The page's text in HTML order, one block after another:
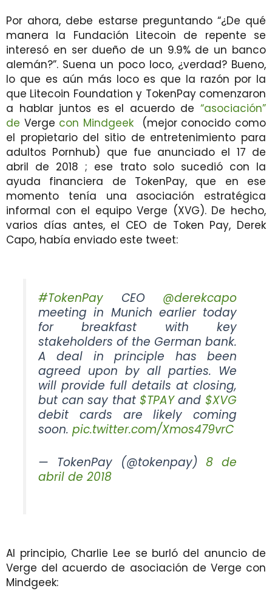
Por ahora, debe estarse preguntando “¿De qué
manera la Fundación Litecoin de repente se
interesó en ser dueño de un 9.9% de un banco
alemán?”. Suena un poco loco, ¿verdad? Bueno,
lo que es aún más loco es que la razón por la
que Litecoin Foundation y TokenPay comenzaron
a hablar juntos es el acuerdo de “asociación”
de Verge con Mindgeek (mejor conocido como
el propietario del sitio de entretenimiento para
adultos Pornhub) que fue anunciado el 17 de
abril de 2018 ; ese trato solo sucedió con la
ayuda financiera de TokenPay, que en ese
momento tenía una asociación estratégica
informal con el equipo Verge (XVG). De hecho,
varios días antes, el CEO de Token Pay, Derek
Capo, había enviado este tweet:
#TokenPay CEO @derekcapo
meeting in Munich earlier today
for breakfast with key
stakeholders of the German bank.
A deal in principle has been
agreed upon by all parties. We
will provide full details at closing,
but can say that $TPAYand $XVG
debit cards are likely coming
soon.pic.twitter.com/Xmos479vrC
— TokenPay (@tokenpay) 8 de
abril de 2018
Al principio, Charlie Lee se burló del anuncio de
Verge del acuerdo de asociación de Verge con
Mindgeek: